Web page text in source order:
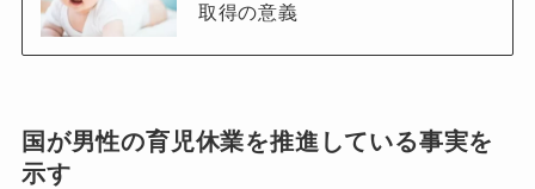
取得の意義
国が男性の育児休業を推進している事実を
示す